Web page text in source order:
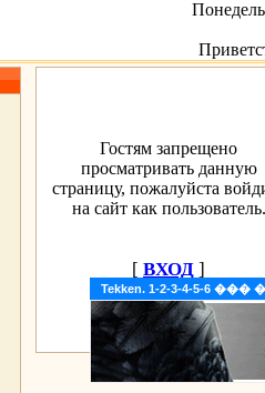
Tekken. 1-2-3-4-5-6
Гостям запрещено
просматривать данную
страницу, пожалуйста
на сайт как пользователь.
[ ВХОД ]